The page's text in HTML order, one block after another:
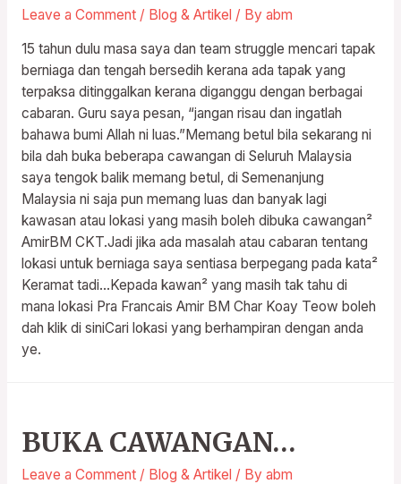
Leave a Comment / Blog & Artikel / By abm
15 tahun dulu masa saya dan team struggle mencari tapak
berniaga dan tengah bersedih kerana ada tapak yang
terpaksa ditinggalkan kerana diganggu dengan berbagai
cabaran. Guru saya pesan, “jangan risau dan ingatlah
bahawa bumi Allah ni luas.”Memang betul bila sekarang ni
bila dah buka beberapa cawangan di Seluruh Malaysia
saya tengok balik memang betul, di Semenanjung
Malaysia ni saja pun memang luas dan banyak lagi
kawasan atau lokasi yang masih boleh dibuka cawangan²
AmirBM CKT.Jadi jika ada masalah atau cabaran tentang
lokasi untuk berniaga saya sentiasa berpegang pada kata²
Keramat tadi…Kepada kawan² yang masih tak tahu di
mana lokasi Pra Francais Amir BM Char Koay Teow boleh
dah klik di siniCari lokasi yang berhampiran dengan anda
ye.
BUKA CAWANGAN…
Leave a Comment / Blog & Artikel / By abm